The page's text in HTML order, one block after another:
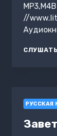
//
СЛУШАТЬ
РУССКАЯ